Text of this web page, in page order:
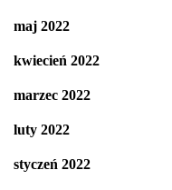
maj 2022
kwiecień 2022
marzec 2022
luty 2022
styczeń 2022